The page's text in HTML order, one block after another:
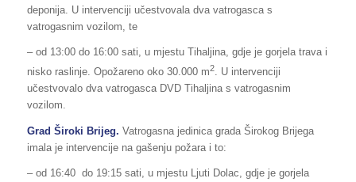
deponija. U intervenciji učestvovala dva vatrogasca s
vatrogasnim vozilom, te
– od 13:00 do 16:00 sati, u mjestu Tihaljina, gdje je gorjela trava i
nisko raslinje. Opožareno oko 30.000 m2. U intervenciji
učestvovalo dva vatrogasca DVD Tihaljina s vatrogasnim
vozilom.
Grad Široki Brijeg. Vatrogasna jedinica grada Širokog Brijega
imala je intervencije na gašenju požara i to:
– od 16:40 do 19:15 sati, u mjestu Ljuti Dolac, gdje je gorjela